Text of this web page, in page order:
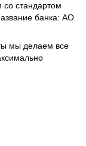
со стандартом
банка: АО
мы делаем все